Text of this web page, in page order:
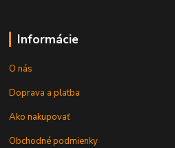
Informácie
O nás
Doprava a platba
Ako nakupovať
Obchodné podmienky